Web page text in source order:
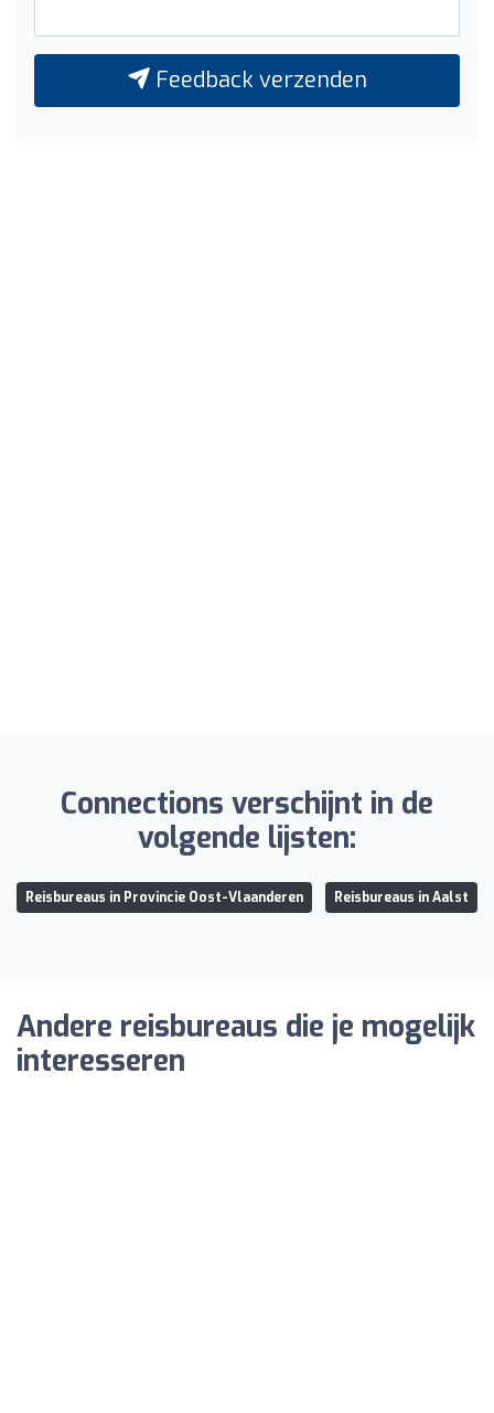
Feedback verzenden
Connections verschijnt in de
volgende lijsten:
Reisbureaus in Provincie Oost-Vlaanderen Reisbureaus in Aalst
Andere reisbureaus die je mogelijk
interesseren